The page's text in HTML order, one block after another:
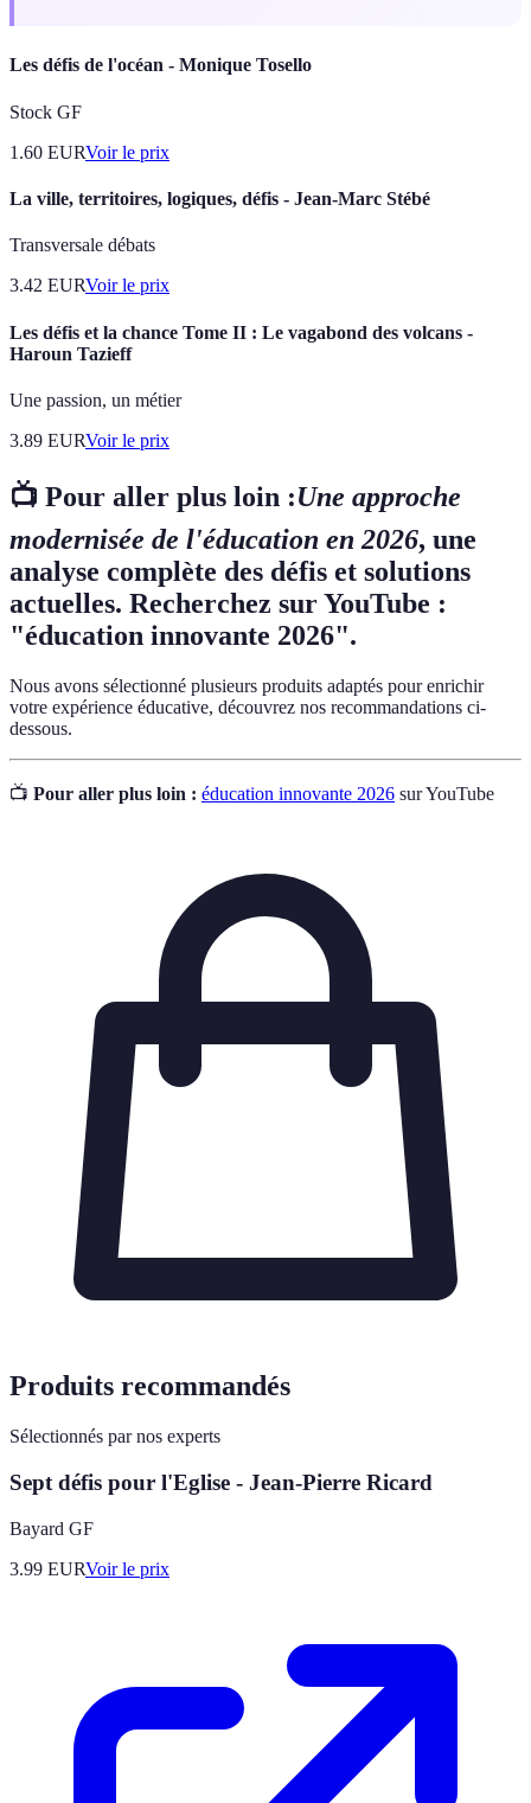
Les défis de l'océan - Monique Tosello
Stock GF
1.60 EURVoir le prix
La ville, territoires, logiques, défis - Jean-Marc Stébé
Transversale débats
3.42 EURVoir le prix
Les défis et la chance Tome II : Le vagabond des volcans -
Haroun Tazieff
Une passion, un métier
3.89 EURVoir le prix
📺 Pour aller plus loin :Une approche
modernisée de l'éducation en 2026, une
analyse complète des défis et solutions
actuelles. Recherchez sur YouTube :
"éducation innovante 2026".
Nous avons sélectionné plusieurs produits adaptés pour enrichir
votre expérience éducative, découvrez nos recommandations ci-
dessous.
📺 Pour aller plus loin : éducation innovante 2026 sur YouTube
Produits recommandés
Sélectionnés par nos experts
Sept défis pour l'Eglise - Jean-Pierre Ricard
Bayard GF
3.99 EURVoir le prix